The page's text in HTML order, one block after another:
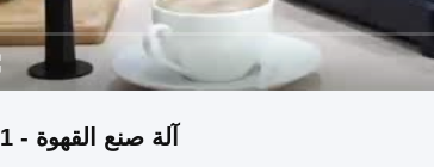
آلة صنع القهوة - 0401